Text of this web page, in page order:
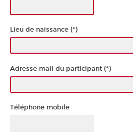
Lieu de naissance (*)
Adresse mail du participant (*)
Téléphone mobile